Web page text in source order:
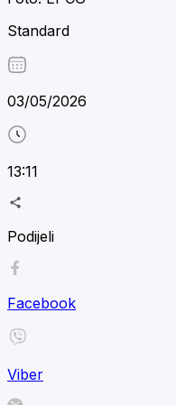
Standard
03/05/2026
13:11
Podijeli
Facebook
Viber